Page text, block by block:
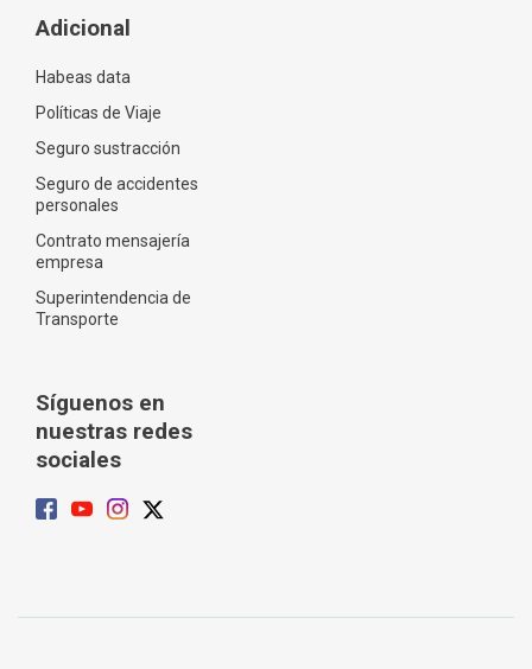
Adicional
Habeas data
Políticas de Viaje
Seguro sustracción
Seguro de accidentes
personales
Contrato mensajería
empresa
Superintendencia de
Transporte
Síguenos en
nuestras redes
sociales